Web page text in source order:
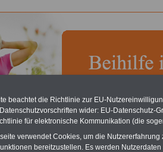
Reha - Recherchieren Sie mit dem
führende Klinikverzeichnisrund um die
nach der geeigneten Klinik für Ihre
von A bis Zsuchen. Beamtinnen
Angebote nach Gesundheitswochen..
beachtet die Richtlinie zur EU-
wider: EU-Datenschutz-
für elektronische Kommunikation (die
verwendet Cookies, um die
bereitzustellen. Es werden